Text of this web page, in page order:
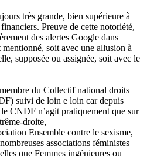
très grande, bien supérieure à
Preuve de cette notoriété,
des alertes Google dans
soit avec une allusion à
supposée ou assignée, soit avec le
du Collectif national droits
suivi de loin e loin car depuis
le CNDF n’agit pratiquement que sur
droite,
Ensemble contre le sexisme,
associations féministes
que Femmes ingénieures ou